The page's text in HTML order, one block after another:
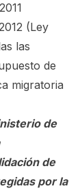
(Ley
las
de
migratoria
de
de
por la